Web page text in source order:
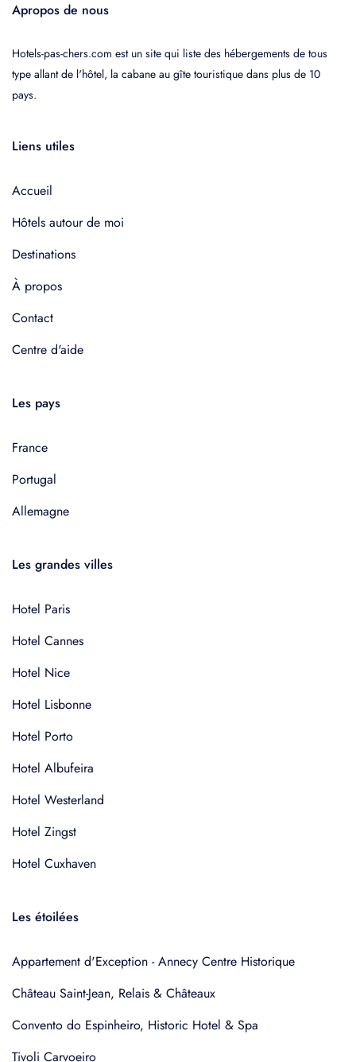
Apropos de nous
Hotels-pas-chers.com est un site qui liste des hébergements de tous
type allant de l'hôtel, la cabane au gîte touristique dans plus de 10
pays.
Liens utiles
Accueil
Hôtels autour de moi
Destinations
À propos
Contact
Centre d'aide
Les pays
France
Portugal
Allemagne
Les grandes villes
Hotel Paris
Hotel Cannes
Hotel Nice
Hotel Lisbonne
Hotel Porto
Hotel Albufeira
Hotel Westerland
Hotel Zingst
Hotel Cuxhaven
Les étoilées
Appartement d'Exception - Annecy Centre Historique
Château Saint-Jean, Relais & Châteaux
Convento do Espinheiro, Historic Hotel & Spa
Tivoli Carvoeiro